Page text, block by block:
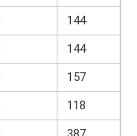
144
144
157
118